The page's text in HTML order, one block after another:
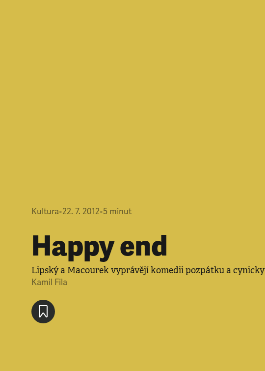
Kultura•22. 7. 2012•5 minut
Happy end
Lipský a Macourek vyprávějí komedii pozpátku a cynicky
Kamil Fila